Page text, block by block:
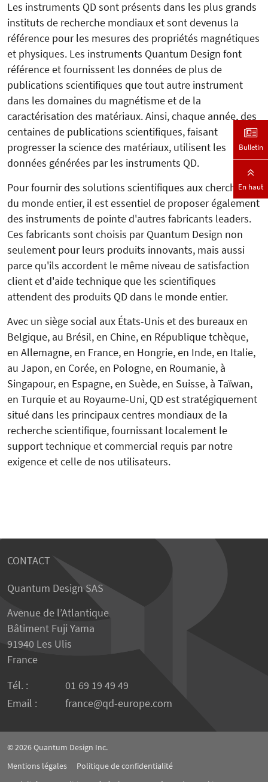
Les instruments QD sont présents dans les plus grands
instituts de recherche mondiaux et sont devenus la
référence pour les mesures des propriétés magnétiques
et physiques. Les instruments Quantum Design font
référence et fournissent les données de plus de
publications scientifiques que tout autre instrument
dans les domaines du magnétisme et de la
caractérisation des matériaux. Ainsi, chaque année, des
centaines de publications scientifiques, faisant
progresser la science des matériaux, utilisent les
données générées par les instruments QD.
Pour fournir des solutions scientifiques aux chercheurs
du monde entier, il est essentiel de proposer également
des instruments de pointe d'autres fabricants leaders.
Ces fabricants sont choisis par Quantum Design non
seulement pour leurs produits innovants, mais aussi
parce qu'ils accordent le même niveau de satisfaction
client et d'aide technique que les scientifiques
attendent des produits QD dans le monde entier.
Avec un siège social aux États-Unis et des bureaux en
Belgique, au Brésil, en Chine, en République tchèque,
en Allemagne, en France, en Hongrie, en Inde, en Italie,
au Japon, en Corée, en Pologne, en Roumanie, à
Singapour, en Espagne, en Suède, en Suisse, à Taïwan,
en Turquie et au Royaume-Uni, QD est stratégiquement
situé dans les principaux centres mondiaux de la
recherche scientifique, fournissant localement le
support technique et commercial requis par notre
exigence et celle de nos utilisateurs.
CONTACT
Quantum Design SAS
Avenue de l’Atlantique
Bâtiment Fuji Yama
91940 Les Ulis
France
Tél. :
01 69 19 49 49
Email :
france qd-europe.com
© 2026Quantum Design Inc.
Mentions légales
Politique de confidentialité
Bulletin
En haut